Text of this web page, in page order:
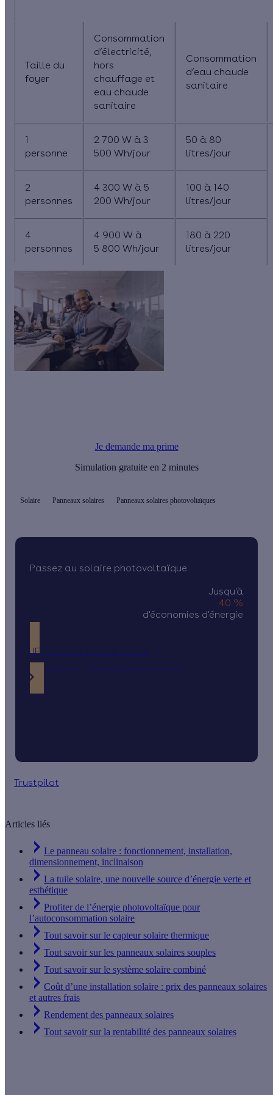
Taille du
foyer
Consommation
d’électricité,
hors
chauffage et
eau chaude
sanitaire
Consommation
d’eau chaude
sanitaire
1
personne
2 700 W à 3
500 Wh/jour
50 à 80
litres/jour
2
personnes
4 300 W à 5
200 Wh/jour
100 à 140
litres/jour
4
personnes
4 900 W à
5 800 Wh/jour
180 à 220
litres/jour
Je demande ma prime
Simulation gratuite en 2 minutes
Solaire Panneaux solaires Panneaux solaires photovoltaïques
Passez au solaire photovoltaïque
Jusqu'à
40 %
d'économies d'énergie
JE DÉCOUVRE MES PRIMES
Simulation gratuite en 2 minutes
Trustpilot
Articles liés
Le panneau solaire : fonctionnement, installation,
dimensionnement, inclinaison
La tuile solaire, une nouvelle source d’énergie verte et
esthétique
Profiter de l’énergie photovoltaïque pour
l’autoconsommation solaire
Tout savoir sur le capteur solaire thermique
Tout savoir sur les panneaux solaires souples
Tout savoir sur le système solaire combiné
Coût d’une installation solaire : prix des panneaux solaires
et autres frais
Rendement des panneaux solaires
Tout savoir sur la rentabilité des panneaux solaires